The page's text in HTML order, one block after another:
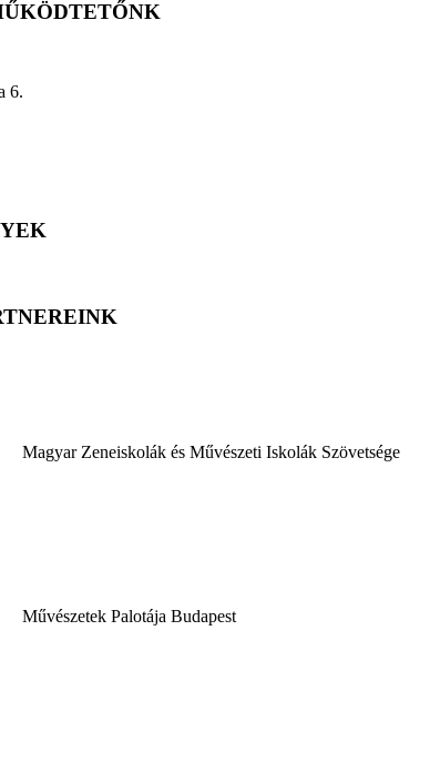
6.
Magyar Zeneiskolák és Művészeti Iskolák Szövetsége
Művészetek Palotája Budapest